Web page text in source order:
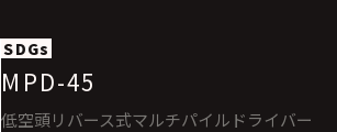
SDGs
MPD-45
低空頭リバース式マルチパイルドライバー